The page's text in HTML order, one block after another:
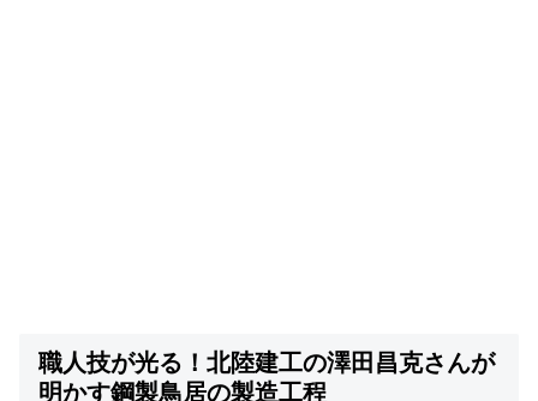
職人技が光る！北陸建工の澤田昌克さんが
明かす鋼製鳥居の製造工程